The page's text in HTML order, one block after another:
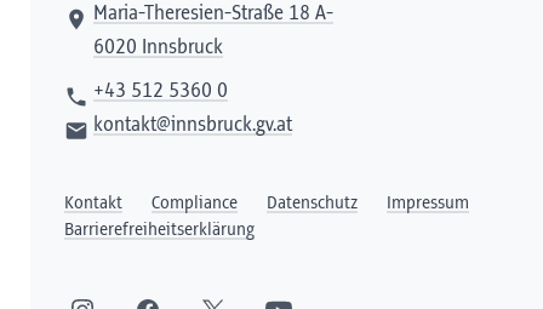
Maria-Theresien-Straße 18 A-
6020 Innsbruck
+43 512 5360 0
kontakt@innsbruck.gv.at
Kontakt Compliance Datenschutz
Impressum
Barrierefreiheitserklärung